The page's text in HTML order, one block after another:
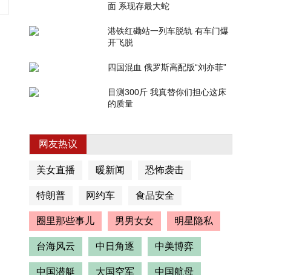
面 系现存最大蛇
港铁红磡站一列车脱轨 有车门爆
开飞脱
四国混血 俄罗斯高配版“刘亦菲”
目测300斤 我真替你们担心这床
的质量
网友热议
美女直播 暖新闻 恐怖袭击
特朗普 网约车 食品安全
圈里那些事儿 男男女女 明星隐私
台海风云 中日角逐 中美博弈
中国潜艇 大国空军 中国航母